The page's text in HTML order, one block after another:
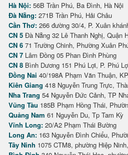
Hà Nội: 56B Trần Phú, Ba Đình, Hà Nội
Đà Nẵng: 271B Trần Phú, Hải Châu
Cần Thơ: 266 đường 30/4, P. Xuân
CN 5 Đà Nẵng 32 Lê Thanh Nghị, Quận
CN 6 71 Trường Chinh, Phường Xuân
CN 7 Lâm Đồng 05 Phan Đình Phùng
CN 8 Bình Dương 151 Phú Lợi, P. Phú
Đồng Nai 40/198A Phạm Văn Thuận,
Kiên Giang 418 Nguyễn Trung Trực,
Nha Trang 54 Nguyễn Đức Cảnh, TP
Vũng Tàu 185B Phạm Hồng Thái,
Quảng Nam 61 Nguyễn Du, Tp Tam Kỳ
Vĩnh Long: 20/A2 Phạm Thái Bường
Long An: 163 Nguyễn Đình Chiểu,
Tây Ninh 1075 CTM8, phường Hiệp